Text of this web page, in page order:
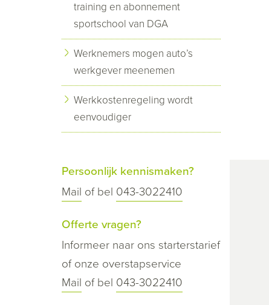
training en abonnement
sportschool van DGA
Werknemers mogen auto’s
werkgever meenemen
Werkkostenregeling wordt
eenvoudiger
Persoonlijk kennismaken?
Mail of bel 043-3022410
Offerte vragen?
Informeer naar ons starterstarief
of onze overstapservice
Mail of bel 043-3022410